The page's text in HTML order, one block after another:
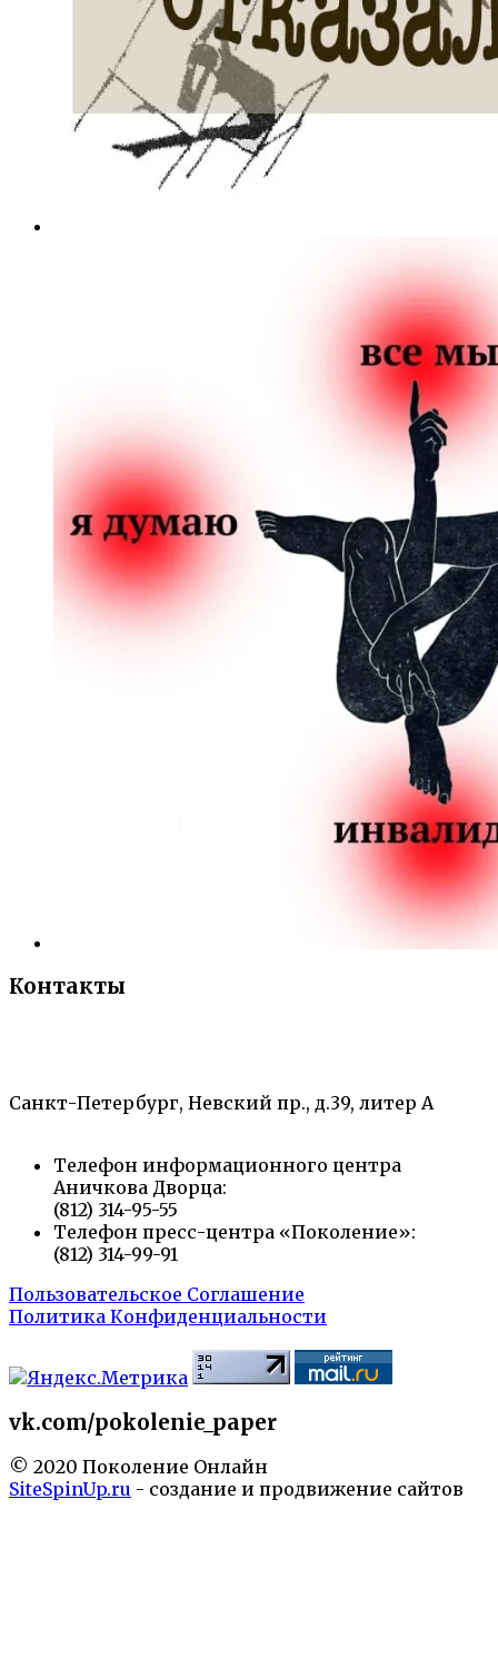
Контакты
Санкт-Петербург, Невский пр., д.39, литер А
Телефон информационного центра
Аничкова Дворца:
(812) 314-95-55
Телефон пресс-центра «Поколение»:
(812) 314-99-91
Пользовательское Соглашение
Политика Конфиденциальности
vk.com/pokolenie_paper
© 2020 Поколение Онлайн
SiteSpinUp.ru - создание и продвижение сайтов